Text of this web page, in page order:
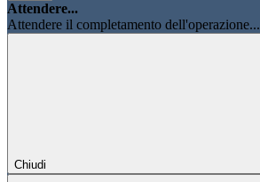
Attendere...
Attendere il completamento dell'operazione...
Chiudi